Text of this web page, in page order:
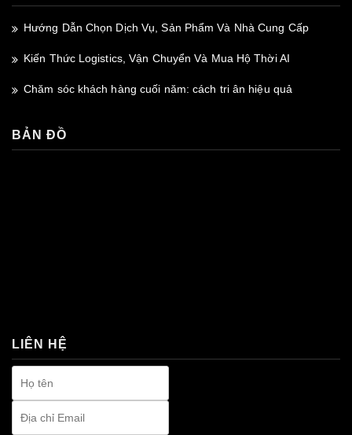
Hướng Dẫn Chọn Dịch Vụ, Sản Phẩm Và Nhà Cung Cấp
Kiến Thức Logistics, Vận Chuyển Và Mua Hộ Thời AI
Chăm sóc khách hàng cuối năm: cách tri ân hiệu quả
BẢN ĐỒ
LIÊN HỆ